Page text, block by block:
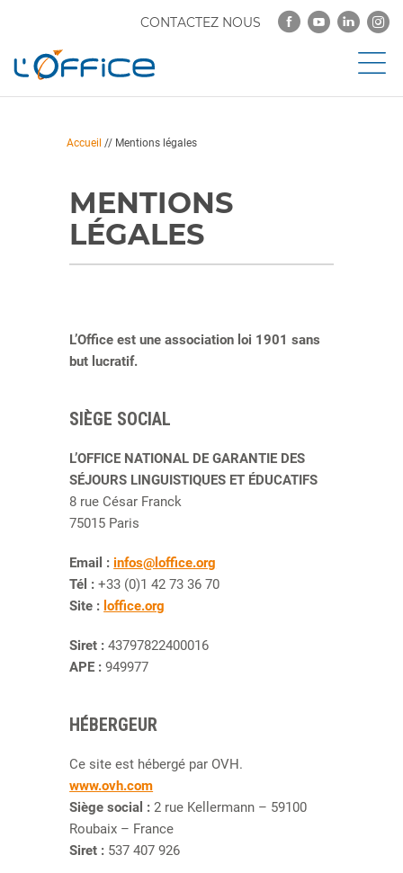
CONTACTEZ NOUS
Accueil // Mentions légales
MENTIONS
LÉGALES
L’Office est une association loi 1901 sans
but lucratif.
SIÈGE SOCIAL
L’OFFICE NATIONAL DE GARANTIE DES
SÉJOURS LINGUISTIQUES ET ÉDUCATIFS
8 rue César Franck
75015 Paris
Email : infos@loffice.org
Tél : +33 (0)1 42 73 36 70
Site : loffice.org
Siret :43797822400016
APE :949977
HÉBERGEUR
Ce site est hébergé par OVH.
www.ovh.com
Siège social : 2 rue Kellermann – 59100
Roubaix – France
Siret : 537 407 926